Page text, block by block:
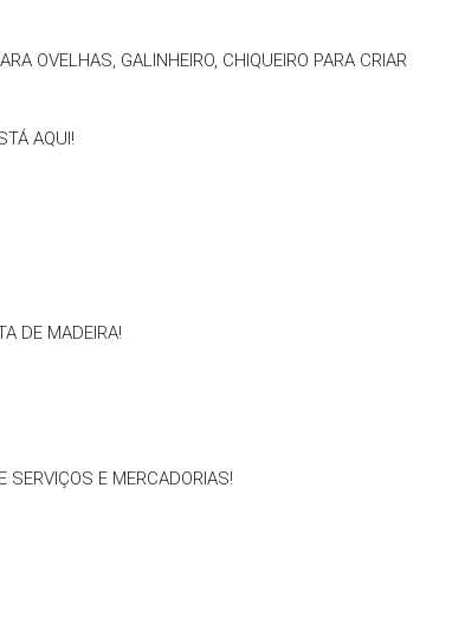
OVELHAS, GALINHEIRO, CHIQUEIRO PARA CRIAR
AQUI!
DE MADEIRA!
SERVIÇOS E MERCADORIAS!